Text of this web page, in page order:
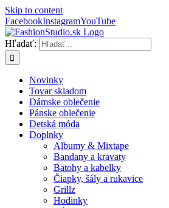
Skip to content
FacebookInstagramYouTube
Hľadať:
Novinky
Tovar skladom
Dámske oblečenie
Pánske oblečenie
Detská móda
Doplnky
Albumy & Mixtape
Bandany a kravaty
Batohy a kabelky
Čiapky, šály a rukavice
Grillz
Hodinky